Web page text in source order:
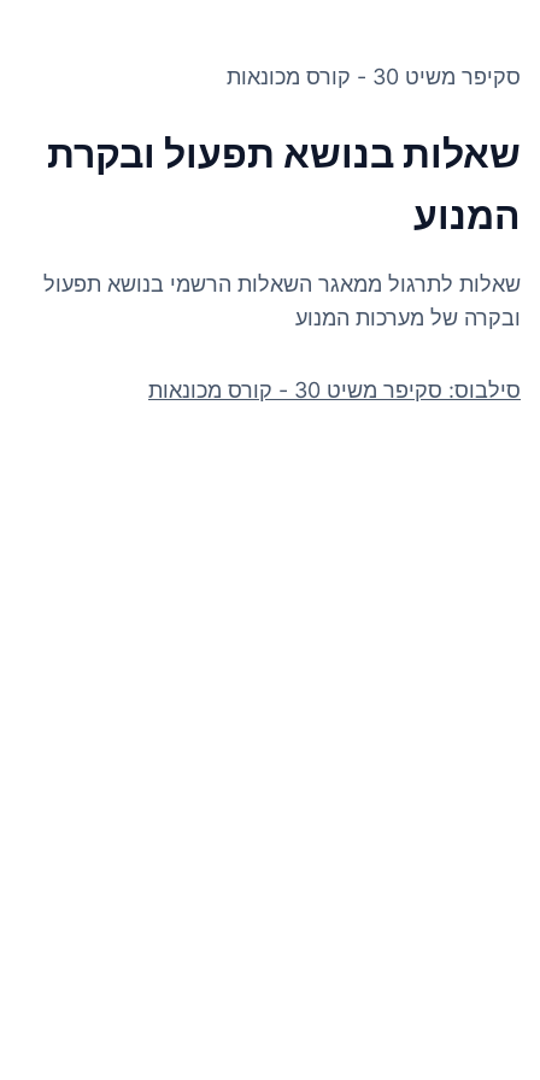
סקיפר משיט 30 - קורס מכונאות
שאלות בנושא תפעול ובקרת
המנוע
שאלות לתרגול ממאגר השאלות הרשמי בנושא תפעול
ובקרה של מערכות המנוע
סילבוס: סקיפר משיט 30 - קורס מכונאות